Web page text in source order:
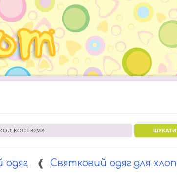
одяг ❰ Святковий одяг для